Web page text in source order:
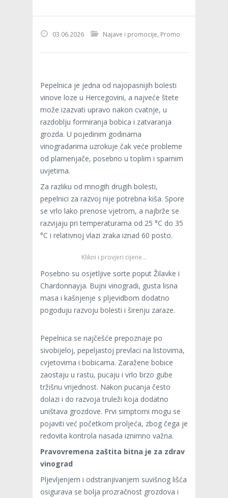
03.06.2026 Najave i promocije Promo
Pepelnica je jedna od najopasnijih bolesti
vinove loze u Hercegovini, a najveće štete
može izazvati upravo nakon cvatnje, u
razdoblju formiranja bobica i zatvaranja
grozda. U pojedinim godinama
vinogradarima uzrokuje čak veće probleme
od plamenjače, posebno u toplim i sparnim
uvjetima.
Za razliku od mnogih drugih bolesti,
pepelnici za razvoj nije potrebna kiša. Spore
se vrlo lako prenose vjetrom, a najbrže se
razvijaju pri temperaturama od 25 °C do 35
°C i relativnoj vlazi zraka iznad 60 posto.
Klikni i provjeri cijene…
Posebno su osjetljive sorte poput Žilavke i
Chardonnayja. Bujni vinogradi, gusta lisna
masa i kašnjenje s pljevidbom dodatno
pogoduju razvoju bolesti i širenju zaraze.
Pepelnica se najčešće prepoznaje po
sivobijeloj, pepeljastoj prevlaci na listovima,
cvjetovima i bobicama. Zaražene bobice
zaostaju u rastu, pucaju i vrlo brzo gube
tržišnu vrijednost. Nakon pucanja često
dolazi i do razvoja truleži koja dodatno
uništava grozdove. Prvi simptomi mogu se
pojaviti već početkom proljeća, zbog čega je
redovita kontrola nasada iznimno važna.
Pravovremena zaštita bitna je za zdrav
vinograd
Pljevljenjem i odstranjivanjem suvišnog lišća
osigurava se bolja prozračnost grozdova i